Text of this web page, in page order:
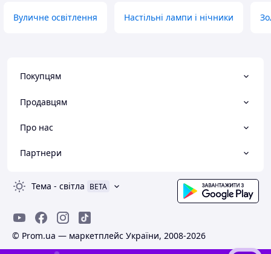
Вуличне освітлення Настільні лампи і нічники
Покупцям
Продавцям
Про нас
Партнери
Тема - світла BETA
© Prom.ua — маркетплейс України, 2008-2026